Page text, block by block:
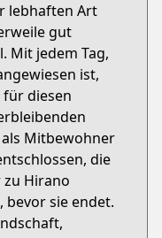
lebhaften Art
gut
Mit jedem Tag,
ist,
für diesen
Mitbewohner
die
zu Hirano
sie endet.